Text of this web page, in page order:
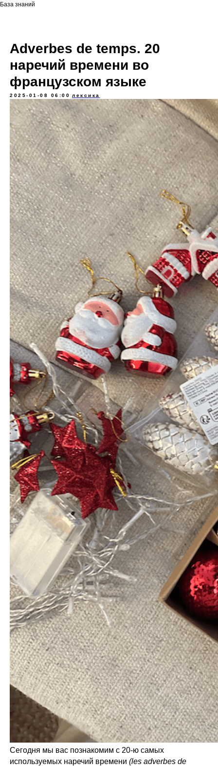
База знаний
Adverbes de temps. 20
наречий времени во
французском языке
2025-01-08 06:00 лексика
Сегодня мы вас познакомим с 20-ю самых
используемых наречий времени (les adverbes de